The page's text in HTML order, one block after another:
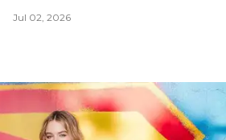
Jul 02, 2026